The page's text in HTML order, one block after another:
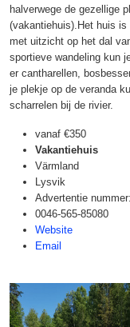
halverwege de gezellige
(vakantiehuis).Het huis is
met uitzicht op het dal
sportieve wandeling kun
er cantharellen,
je plekje op de veranda
scharrelen bij de rivier.
vanaf €350
Vakantiehuis
Värmland
Lysvik
Advertentie
0046-565-85080
Website
Email